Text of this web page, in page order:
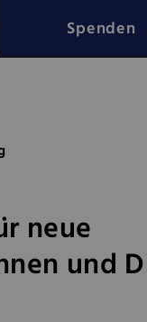
Spenden
neue
und